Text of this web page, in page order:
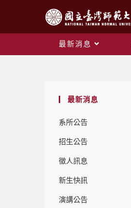
最新消息
最新消息
系所公告
招生公告
徵人訊息
新生快訊
演講公告